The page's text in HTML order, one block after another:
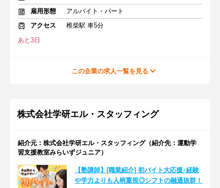
雇用形態
アルバイト・パート
アクセス
椎柴駅 車5分
あと3日
この企業の求人一覧を見る
株式会社学研エル・スタッフィング
紹介元：株式会社学研エル・スタッフィング（紹介先：運動学
習支援教室みらいずジュニア）
【塾講師】[職業紹介] 初バイト大応援♪経験
や学力よりも人柄重視◎シフトの融通抜群！